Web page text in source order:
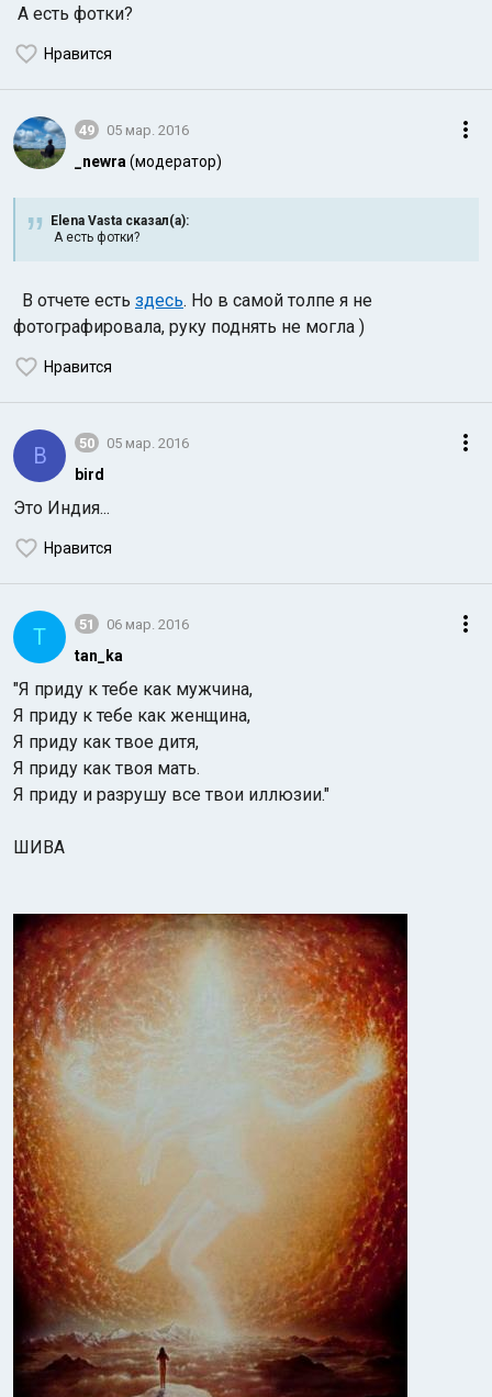
А есть фотки?
Нравится
49 05 мар. 2016
_newra (модератор)
Elena Vasta сказал(а):
А есть фотки?
В отчете есть здесь. Но в самой толпе я не
фотографировала, руку поднять не могла )
Нравится
B 50 05 мар. 2016
bird
Это Индия...
Нравится
T 51 06 мар. 2016
tan_ka
"Я приду к тебе как мужчина,
Я приду к тебе как женщина,
Я приду как твое дитя,
Я приду как твоя мать.
Я приду и разрушу все твои иллюзии."
ШИВА